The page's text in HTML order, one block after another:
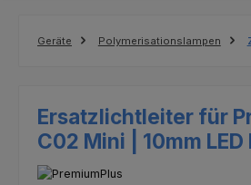
Geräte Polymerisationslampen
Ersatzlichtleiter für
C02 Mini | 10mm